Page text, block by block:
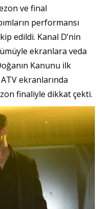
ve final
performansı
edildi. Kanal D’nin
ekranlara veda
Kanunu ilk
ekranlarında
finaliyle dikkat çekti.